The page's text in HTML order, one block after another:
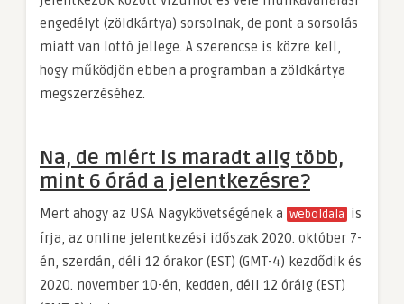
engedélyt (zöldkártya) sorsolnak, de pont a sorsolás
miatt van lottó jellege. A szerencse is közre kell,
hogy működjön ebben a programban a zöldkártya
megszerzéséhez.
Na, de miért is maradt alig több,
mint 6 órád a jelentkezésre?
Mert ahogy az USA Nagykövetségének a weboldala is
írja, az online jelentkezési időszak 2020. október 7-
én, szerdán, déli 12 órakor (EST) (GMT-4) kezdődik és
2020. november 10-én, kedden, déli 12 óráig (EST)